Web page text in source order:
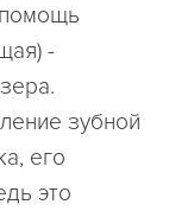
-
зубной
его
это